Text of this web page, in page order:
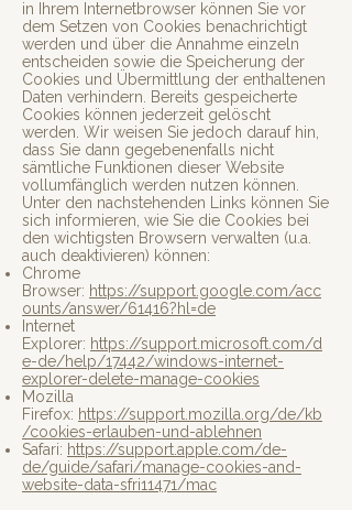
in Ihrem Internetbrowser können Sie vor
dem Setzen von Cookies benachrichtigt
werden und über die Annahme einzeln
entscheiden sowie die Speicherung der
Cookies und Übermittlung der enthaltenen
Daten verhindern. Bereits gespeicherte
Cookies können jederzeit gelöscht
werden. Wir weisen Sie jedoch darauf hin,
dass Sie dann gegebenenfalls nicht
sämtliche Funktionen dieser Website
vollumfänglich werden nutzen können.
Unter den nachstehenden Links können Sie
sich informieren, wie Sie die Cookies bei
den wichtigsten Browsern verwalten (u.a.
auch deaktivieren) können:
Chrome
Browser: https://support.google.com/acc
ounts/answer/61416?hl=de
Internet
Explorer: https://support.microsoft.com/d
e-de/help/17442/windows-internet-
explorer-delete-manage-cookies
Mozilla
Firefox: https://support.mozilla.org/de/kb
/cookies-erlauben-und-ablehnen
Safari: https://support.apple.com/de-
de/guide/safari/manage-cookies-and-
website-data-sfri11471/mac